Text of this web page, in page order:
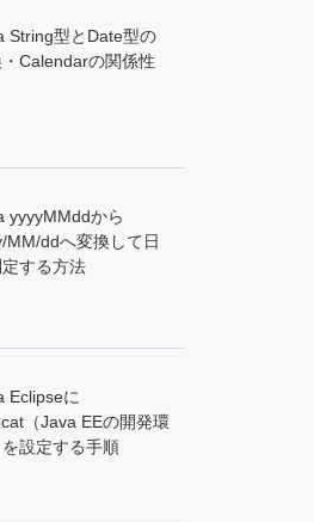
String型とDate型の
Calendarの関係性
yyyyMMddから
MM/ddへ変換して日
する方法
Eclipseに
（Java EEの開発環
設定する手順